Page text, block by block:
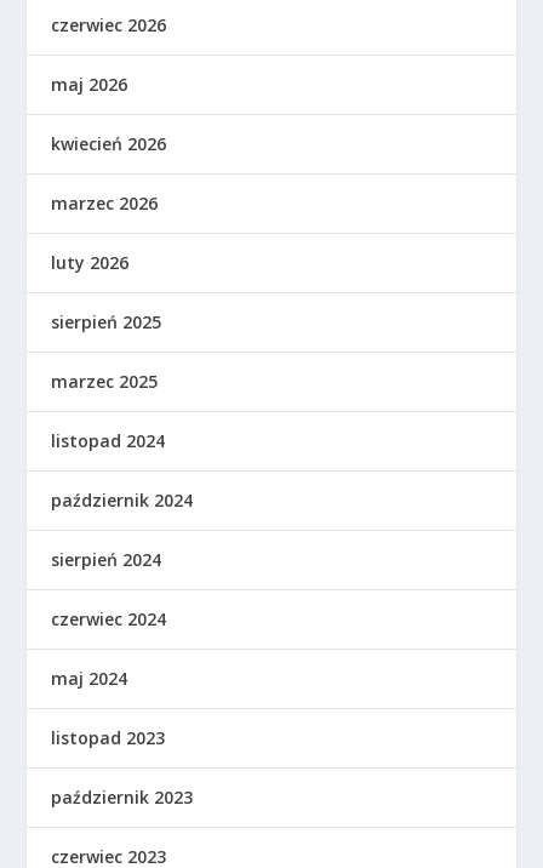
czerwiec 2026
maj 2026
kwiecień 2026
marzec 2026
luty 2026
sierpień 2025
marzec 2025
listopad 2024
październik 2024
sierpień 2024
czerwiec 2024
maj 2024
listopad 2023
październik 2023
czerwiec 2023